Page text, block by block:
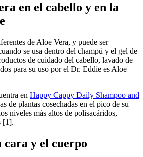
en el cabello y en la
de Aloe Vera, y puede ser
se usa dentro del champú y el gel de
de cuidado del cabello, lavado de
para su uso por el Dr. Eddie es Aloe
en Happy Cappy Daily Shampoo and
de plantas cosechadas en el pico de su
niveles más altos de polisacáridos,
[1].
cara y el cuerpo